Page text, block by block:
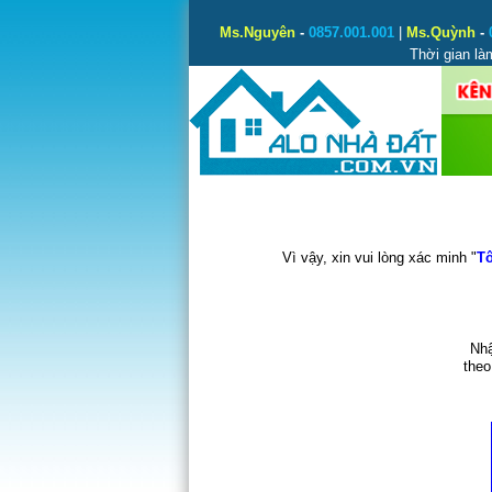
Ms.Nguyên- 0857.001.001| Ms.Quỳnh-
Thời gian
Vì vậy, xin vui lòng xác minh "